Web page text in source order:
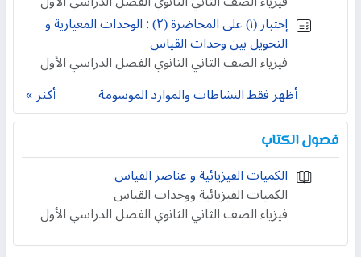
إختبار (١) على المحاضرة (٢) : الوحدات المعيارية و
التحويل بين وحدات القياس
فيزياء الصف الثاني الثانوي الفصل الدراسي الأول
أكثر
أظهر فقط النشاطات والموارد الموسومة
فصول الكتاب
الكميات الفيزيائية و عناصر القياس
الكميات الفيزيائية ووحدات القياس
فيزياء الصف الثاني الثانوي الفصل الدراسي الأول